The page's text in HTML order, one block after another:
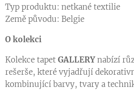
Typ produktu: netkané textilie
Země původu: Belgie
O kolekci
Kolekce tapet GALLERYnabízí
rešerše, které vyjadřují
kombinující barvy, tvary a